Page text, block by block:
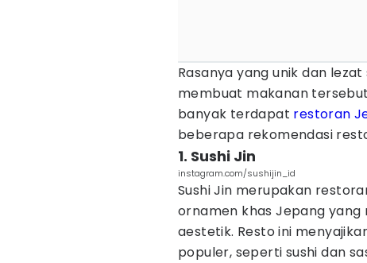
Rasanya yang unik dan
membuat makanan
banyak terdapat restoran
beberapa rekomendasi
1. Sushi Jin
instagram.com/sushijin_id
Sushi Jin merupakan
ornamen khas Jepang
aestetik. Resto ini
populer, seperti sushi dan